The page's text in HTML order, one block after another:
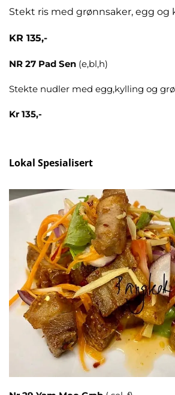
Stekt ris med grønnsaker, egg og
KR 135,-
NR 27 Pad Sen (e,bl,h)
Stekte nudler med egg,kylling og
Kr 135,-
Lokal Spesialisert